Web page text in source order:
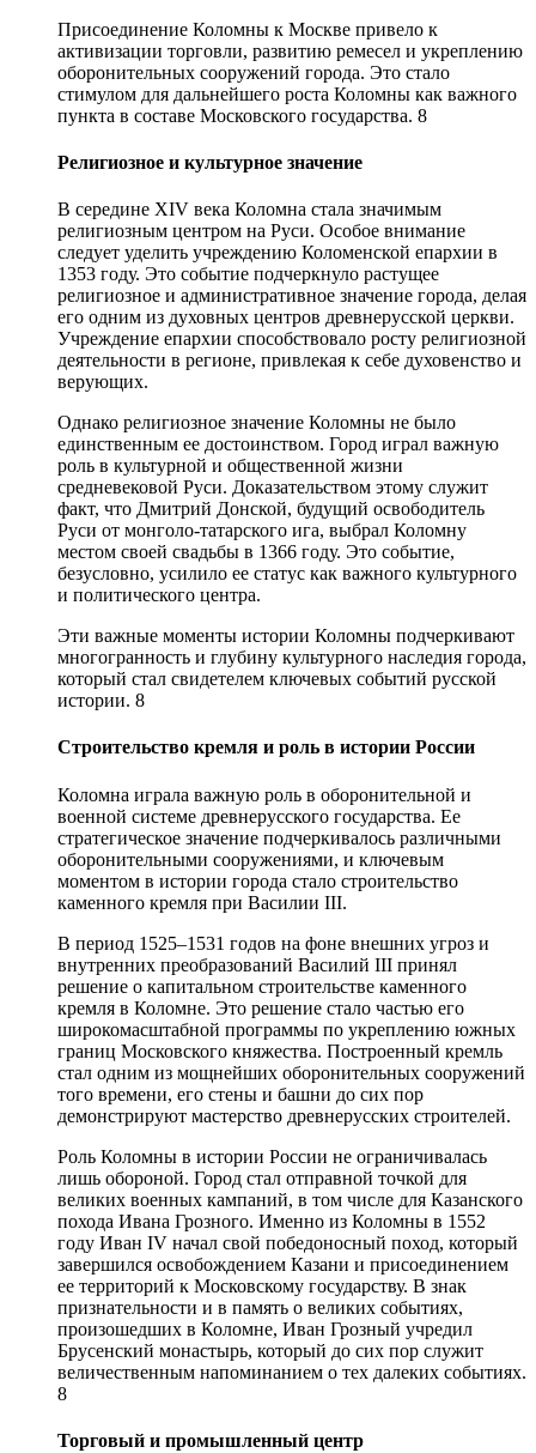
Присоединение Коломны к Москве привело к
активизации торговли, развитию ремесел и укреплению
оборонительных сооружений города. Это стало
стимулом для дальнейшего роста Коломны как важного
пункта в составе Московского государства. 8
Религиозное и культурное значение
В середине XIV века Коломна стала значимым
религиозным центром на Руси. Особое внимание
следует уделить учреждению Коломенской епархии в
1353 году. Это событие подчеркнуло растущее
религиозное и административное значение города, делая
его одним из духовных центров древнерусской церкви.
Учреждение епархии способствовало росту религиозной
деятельности в регионе, привлекая к себе духовенство и
верующих.
Однако религиозное значение Коломны не было
единственным ее достоинством. Город играл важную
роль в культурной и общественной жизни
средневековой Руси. Доказательством этому служит
факт, что Дмитрий Донской, будущий освободитель
Руси от монголо-татарского ига, выбрал Коломну
местом своей свадьбы в 1366 году. Это событие,
безусловно, усилило ее статус как важного культурного
и политического центра.
Эти важные моменты истории Коломны подчеркивают
многогранность и глубину культурного наследия города,
который стал свидетелем ключевых событий русской
истории. 8
Строительство кремля и роль в истории России
Коломна играла важную роль в оборонительной и
военной системе древнерусского государства. Ее
стратегическое значение подчеркивалось различными
оборонительными сооружениями, и ключевым
моментом в истории города стало строительство
каменного кремля при Василии III.
В период 1525–1531 годов на фоне внешних угроз и
внутренних преобразований Василий III принял
решение о капитальном строительстве каменного
кремля в Коломне. Это решение стало частью его
широкомасштабной программы по укреплению южных
границ Московского княжества. Построенный кремль
стал одним из мощнейших оборонительных сооружений
того времени, его стены и башни до сих пор
демонстрируют мастерство древнерусских строителей.
Роль Коломны в истории России не ограничивалась
лишь обороной. Город стал отправной точкой для
великих военных кампаний, в том числе для Казанского
похода Ивана Грозного. Именно из Коломны в 1552
году Иван IV начал свой победоносный поход, который
завершился освобождением Казани и присоединением
ее территорий к Московскому государству. В знак
признательности и в память о великих событиях,
произошедших в Коломне, Иван Грозный учредил
Брусенский монастырь, который до сих пор служит
величественным напоминанием о тех далеких событиях.
8
Торговый и промышленный центр